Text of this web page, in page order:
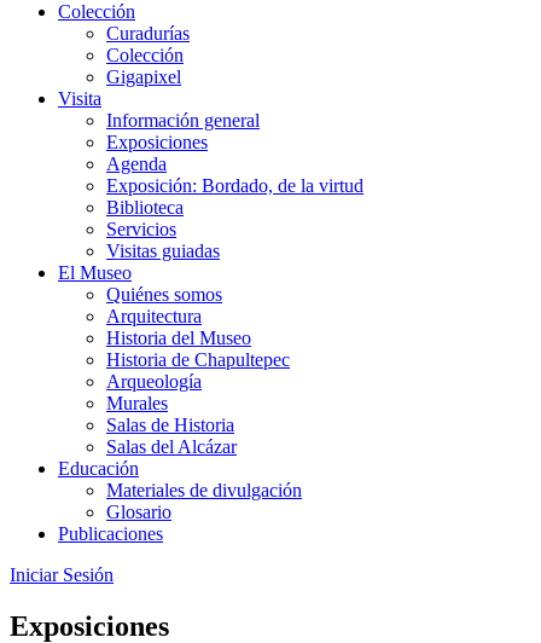
Colección
Curadurías
Colección
Gigapixel
Visita
Información general
Exposiciones
Agenda
Exposición: Bordado, de la virtud
Biblioteca
Servicios
Visitas guiadas
El Museo
Quiénes somos
Arquitectura
Historia del Museo
Historia de Chapultepec
Arqueología
Murales
Salas de Historia
Salas del Alcázar
Educación
Materiales de divulgación
Glosario
Publicaciones
Iniciar Sesión
Exposiciones